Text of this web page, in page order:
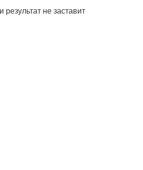
не заставит